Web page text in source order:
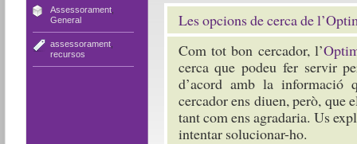
Assessorament,
General
assessorament,
recursos
Les opcions de cerca de
Com tot bon cercador, l’
cerca que podeu fer servir
d’acord amb la informació
cercador ens diuen, però, que
tant com ens agradaria. Us
intentar solucionar-ho.